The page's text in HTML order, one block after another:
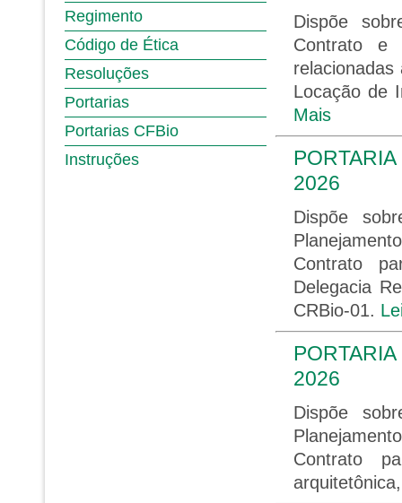
Regimento
Código de Ética
Resoluções
Portarias
Portarias CFBio
Instruções
Dispõe
Contrato e
Locação de
Mais
2026
Dispõe
Contrato
Delegacia
CRBio-01.
2026
Dispõe
Contrato